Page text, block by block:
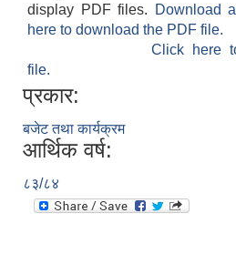
display PDF files.
Download
here to download the PDF file.
Click here
file.
प्रकार:
बजेट तथा कार्यक्रम
आर्थिक वर्ष:
८३/८४